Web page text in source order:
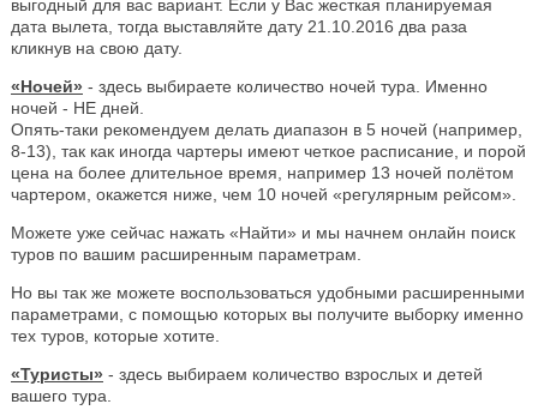
выгодный для вас вариант. Если у Вас жесткая планируемая
дата вылета, тогда выставляйте дату 21.10.2016 два раза
кликнув на свою дату.
«Ночей» - здесь выбираете количество ночей тура. Именно
ночей - НЕ дней.
Опять-таки рекомендуем делать диапазон в 5 ночей (например,
8-13), так как иногда чартеры имеют четкое расписание, и порой
цена на более длительное время, например 13 ночей полётом
чартером, окажется ниже, чем 10 ночей «регулярным рейсом».
Можете уже сейчас нажать «Найти» и мы начнем онлайн поиск
туров по вашим расширенным параметрам.
Но вы так же можете воспользоваться удобными расширенными
параметрами, с помощью которых вы получите выборку именно
тех туров, которые хотите.
«Туристы» - здесь выбираем количество взрослых и детей
вашего тура.